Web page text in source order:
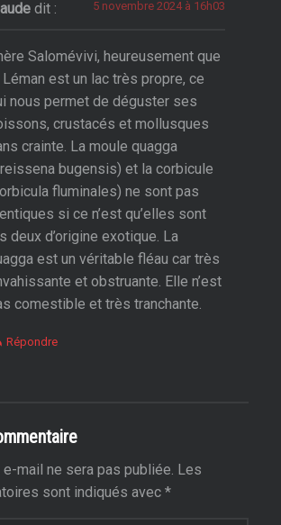
dit : 5 novembre 2024 à 16h03
Salomévivi, heureusement que
Léman est un lac très propre, ce
nous permet de déguster ses
crustacés et mollusques
crainte. La moule quagga
bugensis) et la corbicule
fluminales) ne sont pas
si ce n’est qu’elles sont
deux d’origine exotique. La
est un véritable fléau car très
et obstruante. Elle n’est
comestible et très tranchante.
Répondre
mail ne sera pas publiée. Les
sont indiqués avec *